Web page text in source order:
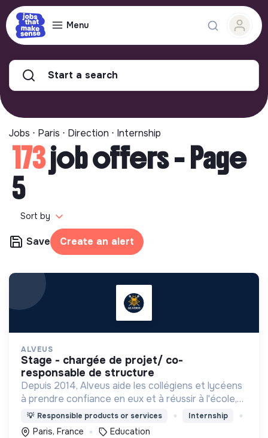
Menu
Start a search
Jobs ⋅ Paris ⋅ Direction ⋅ Internship
173job offers - Page
5
Sort by
Save Create an alert
ALVEUS
stage - chargée de projet/ co-
responsable de structure
Depuis 2014, Alveus aide les collégiens et lycéens
à prendre confiance en eux et à réussir à l'école,
grâce à des espaces de co-learning chaleureux
pour travailler !
💡 Responsible products or services Internship
Paris, France Education